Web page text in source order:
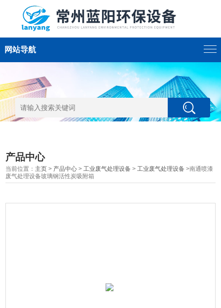
网站导航
产品中心
当前位置： 主页 > 产品中心 >工业废气处理设备 >工业废气处理设备 >南通喷漆
废气处理设备玻璃钢活性炭吸附箱